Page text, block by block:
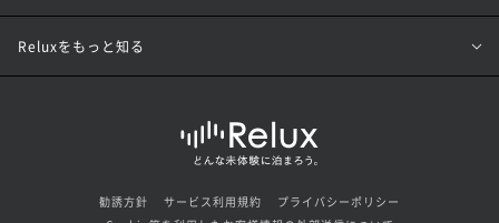
Reluxをもっと知る
勧誘方針 サービス利用規約
プライバシーポリシー